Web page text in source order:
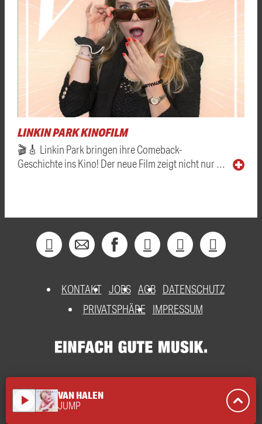
LINKIN PARK KINOFILM
🎬🎸 Linkin Park bringen ihre Comeback-
Geschichte ins Kino! Der neue Film zeigt nicht nur …
KONTAKT JOBS AGB DATENSCHUTZ
PRIVATSPHÄRE
IMPRESSUM
play_arrow VAN HALEN
JUMP